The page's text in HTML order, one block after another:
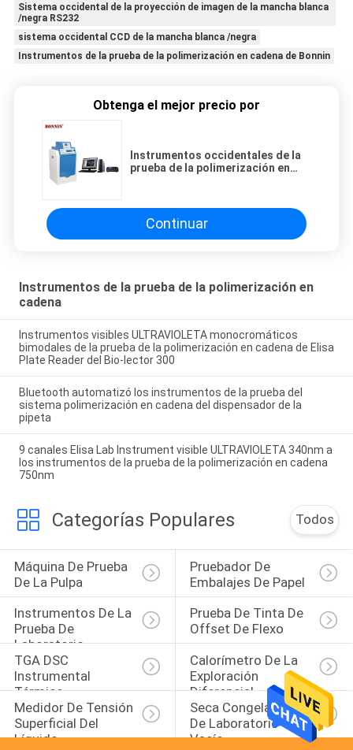
Sistema occidental de la proyección de imagen de la mancha blanca
/negra RS232
sistema occidental CCD de la mancha blanca /negra
Instrumentos de la prueba de la polimerización en cadena de Bonnin
Obtenga el mejor precio por
Instrumentos occidentales de la
prueba de la polimerización en
mancha blanca /negra de la
proteína del laboratorio RS232
Continuar
Instrumentos de la prueba de la polimerización en
cadena
Instrumentos visibles ULTRAVIOLETA monocromáticos
bimodales de la prueba de la polimerización en cadena de Elisa
Plate Reader del Bio-lector 300
Bluetooth automatizó los instrumentos de la prueba del
sistema polimerización en cadena del dispensador de la
pipeta
9 canales Elisa Lab Instrument visible ULTRAVIOLETA 340nm a
los instrumentos de la prueba de la polimerización en cadena
750nm
Categorías Populares Todos
Máquina De Prueba
De La Pulpa
Pruebador De
Embalajes De Papel
Instrumentos De La
Prueba De
Laboratorio
Prueba De Tinta De
Offset De Flexo
TGA DSC
Instrumental
Térmico
Calorímetro De La
Exploración
Diferencial
Medidor De Tensión
Superficial Del
Líquido
Seca Congeladora
De Laboratorio Con
Vacío